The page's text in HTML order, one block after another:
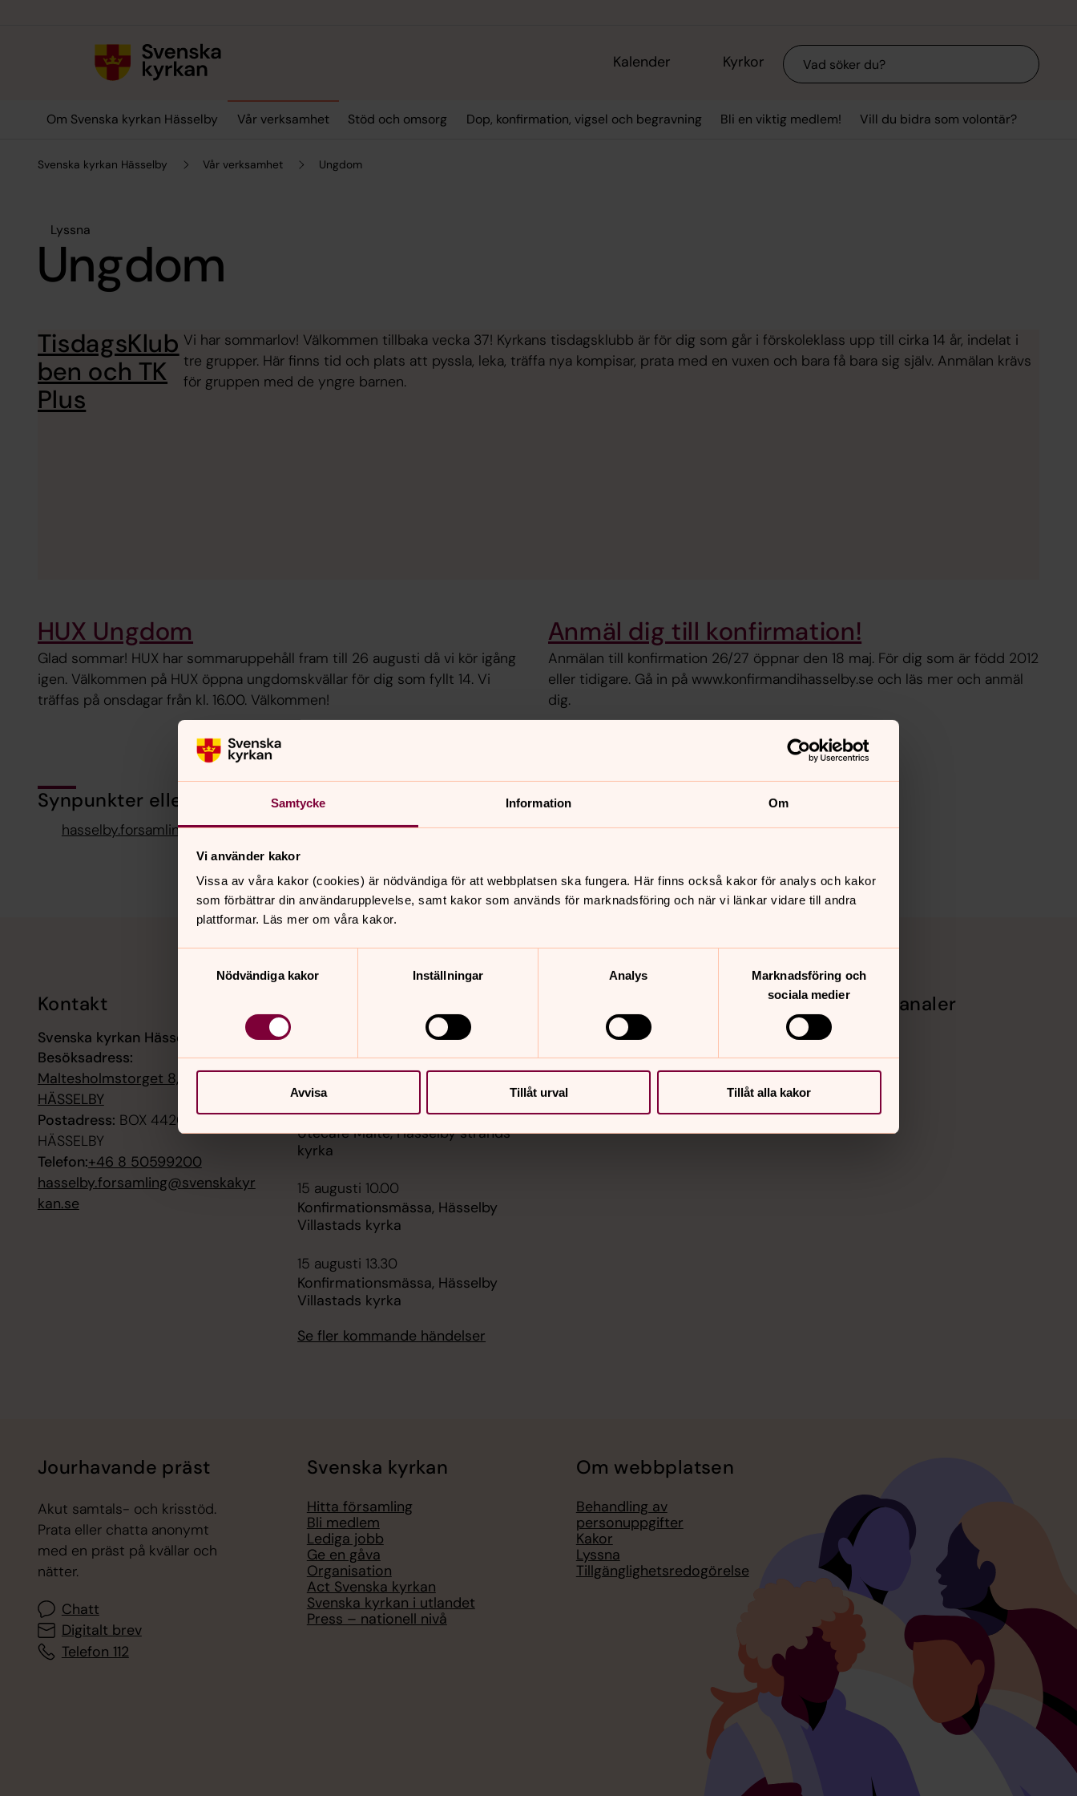
Samtycke Information Om
Vi använder kakor
Vissa av våra kakor (cookies) är nödvändiga för att webbplatsen ska fungera. Här finns också kakor för analys och kakor
som förbättrar din användarupplevelse, samt kakor som används för marknadsföring och när vi länkar vidare till andra
plattformar. Läs mer om våra kakor.
Nödvändiga kakor
Inställningar Analys
Marknadsföring och
sociala medier
Avvisa Tillåt urval Tillåt alla kakor
Kalender Kyrkor Sök
Om Svenska kyrkan Hässelby Vår verksamhet Stöd och omsorg Dop, konfirmation, vigsel och begravning Bli en viktig medlem! Vill du bidra som volontär?
Svenska kyrkan Hässelby Vår verksamhet Ungdom
Lyssna
Ungdom
TisdagsKlub
ben och TK
Plus
Vi har sommarlov! Välkommen tillbaka vecka 37! Kyrkans tisdagsklubb är för dig som går i förskoleklass upp till cirka 14 år, indelat i
tre grupper. Här finns tid och plats att pyssla, leka, träffa nya kompisar, prata med en vuxen och bara få bara sig själv. Anmälan krävs
för gruppen med de yngre barnen.
HUX Ungdom
Glad sommar! HUX har sommaruppehåll fram till 26 augusti då vi kör igång
igen. Välkommen på HUX öppna ungdomskvällar för dig som fyllt 14. Vi
träffas på onsdagar från kl. 16.00. Välkommen!
Anmäl dig till konfirmation!
Anmälan till konfirmation 26/27 öppnar den 18 maj. För dig som är född 2012
eller tidigare. Gå in på www.konfirmandihasselby.se och läs mer och anmäl
dig.
Synpunkter eller frågor på sidans innehåll?
hasselby.forsamling@svenskakyrkan.se
Kontakt
Svenska kyrkan Hässelby
Besöksadress:
Maltesholmstorget 8, 16562
HÄSSELBY
Postadress: BOX 4420, 16515
HÄSSELBY
Telefon:+46 8 50599200
hasselby.forsamling@svenskakyr
kan.se
Högmässa, Hässelby strands
kyrka
12 augusti 13.00
Utecafé Malte, Hässelby strands
kyrka
15 augusti 10.00
Konfirmationsmässa, Hässelby
Villastads kyrka
15 augusti 13.30
Konfirmationsmässa, Hässelby
Villastads kyrka
Se fler kommande händelser
Kontakta oss
begravning
Sidkarta
Sociala kanaler
Facebook
Vimeo
Jourhavande präst
Akut samtals- och krisstöd.
Prata eller chatta anonymt
med en präst på kvällar och
nätter.
Chatt
Digitalt brev
Telefon 112
Svenska kyrkan
Hitta församling
Bli medlem
Lediga jobb
Ge en gåva
Organisation
Act Svenska kyrkan
Svenska kyrkan i utlandet
Press – nationell nivå
Om webbplatsen
Behandling av
personuppgifter
Kakor
Lyssna
Tillgänglighetsredogörelse